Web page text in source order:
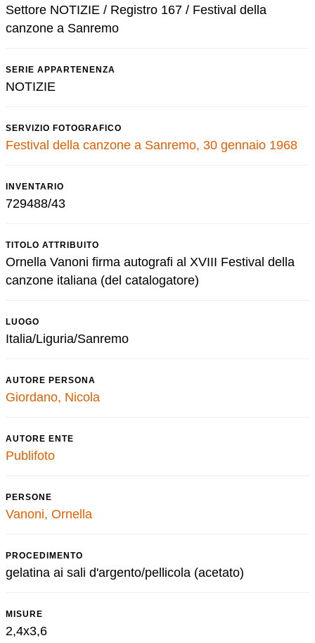
Settore NOTIZIE / Registro 167 / Festival della
canzone a Sanremo
SERIE APPARTENENZA
NOTIZIE
SERVIZIO FOTOGRAFICO
Festival della canzone a Sanremo, 30 gennaio 1968
INVENTARIO
729488/43
TITOLO ATTRIBUITO
Ornella Vanoni firma autografi al XVIII Festival della
canzone italiana (del catalogatore)
LUOGO
Italia/Liguria/Sanremo
AUTORE PERSONA
Giordano, Nicola
AUTORE ENTE
Publifoto
PERSONE
Vanoni, Ornella
PROCEDIMENTO
gelatina ai sali d'argento/pellicola (acetato)
MISURE
2,4x3,6